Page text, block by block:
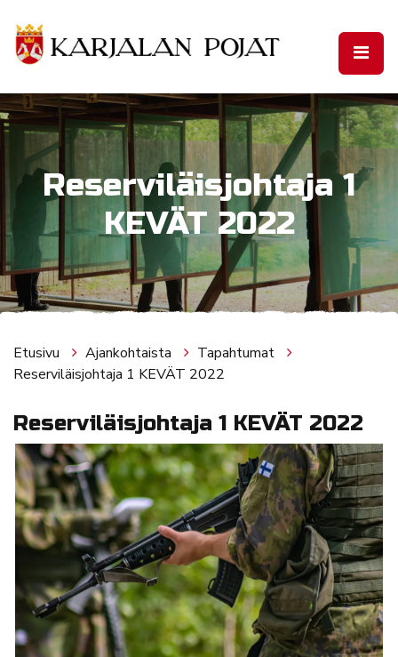
Reserviläisjohtaja 1
KEVÄT 2022
Etusivu Ajankohtaista
Tapahtumat
Reserviläisjohtaja 1 KEVÄT 2022
Reserviläisjohtaja 1 KEVÄT 2022